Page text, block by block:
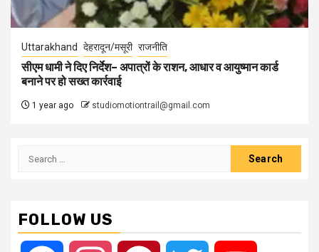
Uttarakhand देहरादून/मसूरी राजनीति
सीएम धामी ने दिए निर्देश– अपात्रों के राशन, आधार व आयुष्मान कार्ड
बनाने पर हो सख्त कार्रवाई
1 year ago studiomotiontrail@gmail.com
Search
FOLLOW US